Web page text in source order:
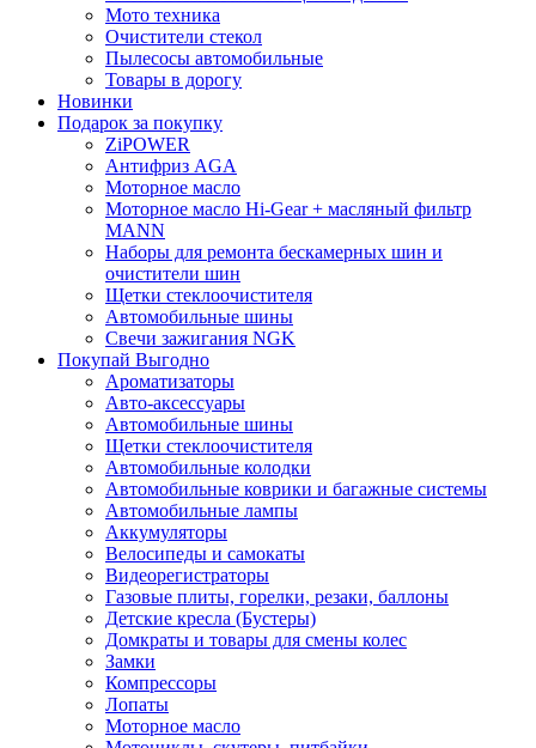
Мото техника
Очистители стекол
Пылесосы автомобильные
Товары в дорогу
Новинки
Подарок за покупку
ZiPOWER
Антифриз AGA
Моторное масло
Моторное масло Hi-Gear + масляный фильтр
MANN
Наборы для ремонта бескамерных шин и
очистители шин
Щетки стеклоочистителя
Автомобильные шины
Свечи зажигания NGK
Покупай Выгодно
Ароматизаторы
Авто-аксессуары
Автомобильные шины
Щетки стеклоочистителя
Автомобильные колодки
Автомобильные коврики и багажные системы
Автомобильные лампы
Аккумуляторы
Велосипеды и самокаты
Видеорегистраторы
Газовые плиты, горелки, резаки, баллоны
Детские кресла (Бустеры)
Домкраты и товары для смены колес
Замки
Компрессоры
Лопаты
Моторное масло